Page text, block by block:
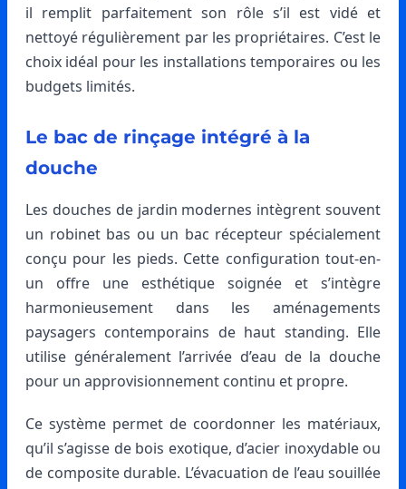
il remplit parfaitement son rôle s’il est vidé et
nettoyé régulièrement par les propriétaires. C’est le
choix idéal pour les installations temporaires ou les
budgets limités.
Le bac de rinçage intégré à la
douche
Les douches de jardin modernes intègrent souvent
un robinet bas ou un bac récepteur spécialement
conçu pour les pieds. Cette configuration tout-en-
un offre une esthétique soignée et s’intègre
harmonieusement dans les aménagements
paysagers contemporains de haut standing. Elle
utilise généralement l’arrivée d’eau de la douche
pour un approvisionnement continu et propre.
Ce système permet de coordonner les matériaux,
qu’il s’agisse de bois exotique, d’acier inoxydable ou
de composite durable. L’évacuation de l’eau souillée